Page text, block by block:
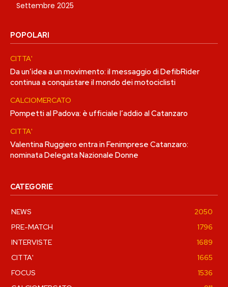
Settembre 2025
POPOLARI
CITTA'
Da un’idea a un movimento: il messaggio di DefibRider
continua a conquistare il mondo dei motociclisti
CALCIOMERCATO
Pompetti al Padova: è ufficiale l’addio al Catanzaro
CITTA'
Valentina Ruggiero entra in Fenimprese Catanzaro:
nominata Delegata Nazionale Donne
CATEGORIE
NEWS
2050
PRE-MATCH
1796
INTERVISTE
1689
CITTA'
1665
FOCUS
1536